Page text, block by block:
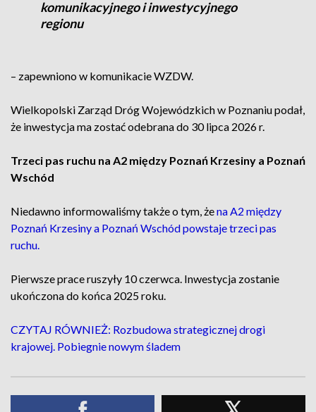
komunikacyjnego i inwestycyjnego
regionu
– zapewniono w komunikacie WZDW.
Wielkopolski Zarząd Dróg Wojewódzkich w Poznaniu podał,
że inwestycja ma zostać odebrana do 30 lipca 2026 r.
Trzeci pas ruchu na A2 między Poznań Krzesiny a Poznań
Wschód
Niedawno informowaliśmy także o tym, żena A2 między
Poznań Krzesiny a Poznań Wschód powstaje trzeci pas
ruchu.
Pierwsze prace ruszyły 10 czerwca. Inwestycja zostanie
ukończona do końca 2025 roku.
CZYTAJ RÓWNIEŻ: Rozbudowa strategicznej drogi
krajowej. Pobiegnie nowym śladem